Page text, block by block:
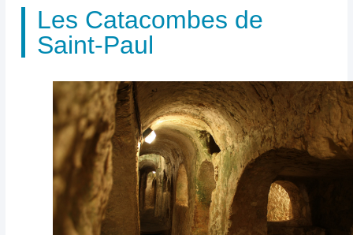
Les Catacombes de
Saint-Paul